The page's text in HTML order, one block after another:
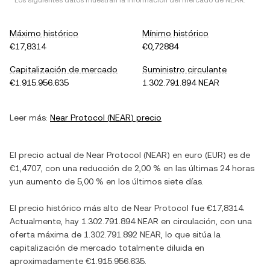
Máximo histórico
€17,8314
Mínimo histórico
€0,72884
Capitalización de mercado
€1.915.956.635
Suministro circulante
1.302.791.894 NEAR
Leer más: Near Protocol (NEAR) precio
El precio actual de Near Protocol (NEAR) en euro (EUR) es de
€1,4707 , con una reducción de 2,00 % en las últimas 24 horas
yun aumento de 5,00 % en los últimos siete días.
El precio histórico más alto de Near Protocol fue €17,8314.
Actualmente, hay 1.302.791.894 NEAR en circulación, con una
oferta máxima de 1.302.791.892 NEAR , lo que sitúa la
capitalización de mercado totalmente diluida en
aproximadamente €1.915.956.635